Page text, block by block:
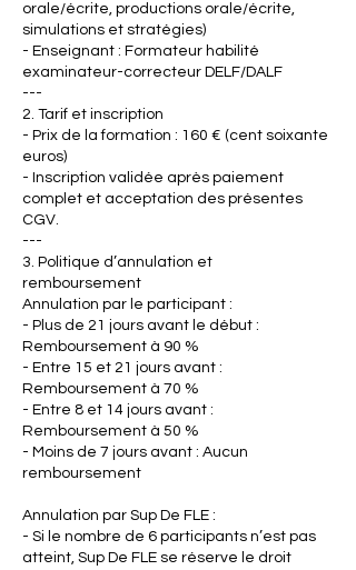
orale/écrite, productions orale/écrite,
simulations et stratégies)
- Enseignant : Formateur habilité
examinateur-correcteur DELF/DALF
---
2. Tarif et inscription
- Prix de la formation : 160 € (cent soixante
euros)
- Inscription validée après paiement
complet et acceptation des présentes
CGV.
---
3. Politique d’annulation et
remboursement
Annulation par le participant :
- Plus de 21 jours avant le début :
Remboursement à 90 %
- Entre 15 et 21 jours avant :
Remboursement à 70 %
- Entre 8 et 14 jours avant :
Remboursement à 50 %
- Moins de 7 jours avant : Aucun
remboursement
Annulation par Sup De FLE :
- Si le nombre de 6 participants n’est pas
atteint, Sup De FLE se réserve le droit